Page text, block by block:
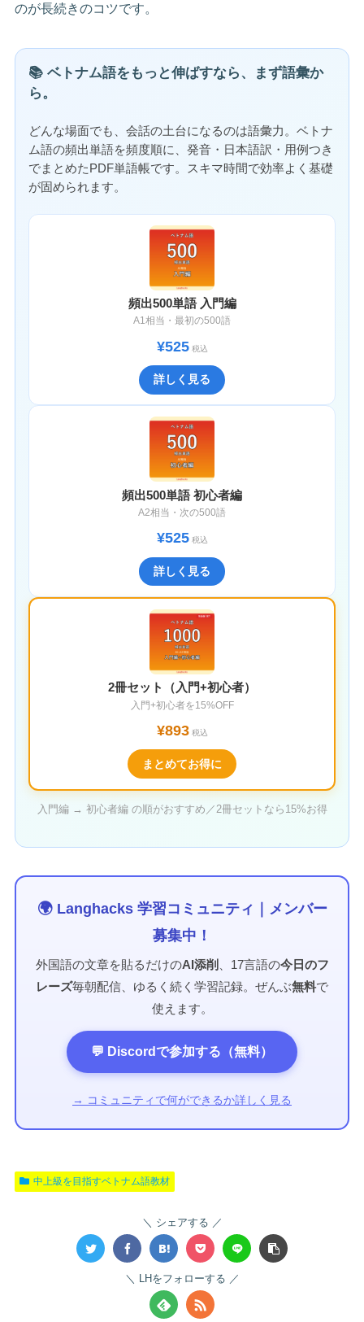
のが長続きのコツです。
📚 ベトナム語をもっと伸ばすなら、まず語彙か
ら。
どんな場面でも、会話の土台になるのは語彙力。ベトナ
ム語の頻出単語を頻度順に、発音・日本語訳・用例つき
でまとめたPDF単語帳です。スキマ時間で効率よく基礎
が固められます。
頻出500単語 入門編
A1相当・最初の500語
¥525税込
詳しく見る
頻出500単語 初心者編
A2相当・次の500語
¥525税込
詳しく見る
2冊セット（入門+初心者）
入門+初心者を15%OFF
¥893税込
まとめてお得に
入門編 → 初心者編 の順がおすすめ／2冊セットなら15%お得
🌍 Langhacks 学習コミュニティ｜メンバー
募集中！
外国語の文章を貼るだけのAI添削 、17言語の今日のフ
レーズ毎朝配信、ゆるく続く学習記録。ぜんぶ無料で
使えます。
💬 Discordで参加する（無料）
→ コミュニティで何ができるか詳しく見る
中上級を目指すベトナム語教材
シェアする
LHをフォローする